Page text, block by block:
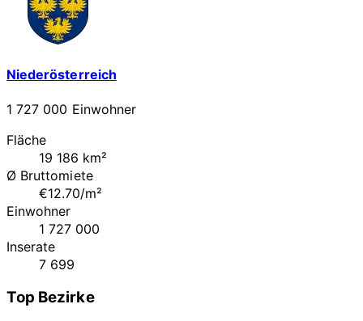
Niederösterreich
1 727 000 Einwohner
Fläche
19 186 km²
Ø Bruttomiete
€12.70/m²
Einwohner
1 727 000
Inserate
7 699
Top Bezirke